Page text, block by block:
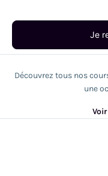
Je
Découvrez tous nos
une